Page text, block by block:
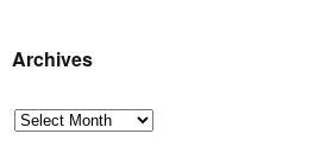
Archives
Archives